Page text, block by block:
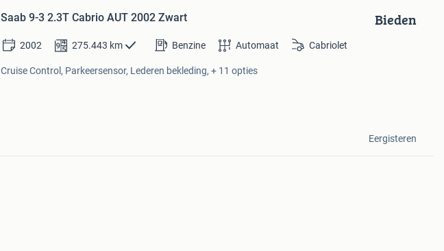
Saab 9-3 2.3T Cabrio AUT 2002 Zwart Bieden
2002 275.443 km Benzine Automaat Cabriolet
Cruise Control, Parkeersensor, Lederen bekleding, + 11 opties
Eergisteren